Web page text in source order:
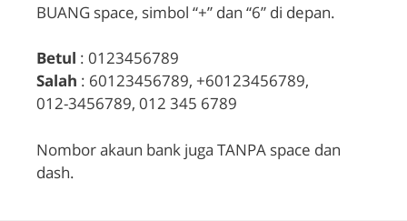
BUANG space, simbol “+” dan “6” di depan.
Betul : 0123456789
Salah : 60123456789, +60123456789,
012-3456789, 012 345 6789
Nombor akaun bank juga TANPA space dan
dash.